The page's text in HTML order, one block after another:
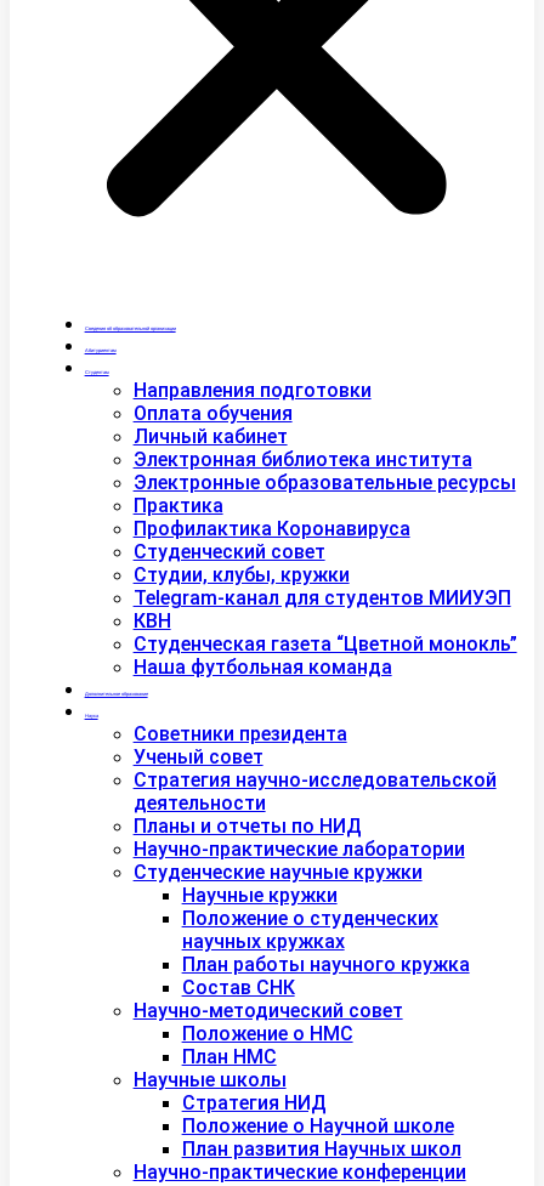
Сведения об образовательной организации
Абитуриентам
Студентам
Направления подготовки
Оплата обучения
Личный кабинет
Электронная библиотека института
Электронные образовательные ресурсы
Практика
Профилактика Коронавируса
Студенческий совет
Студии, клубы, кружки
Telegram-канал для студентов МИИУЭП
КВН
Студенческая газета “Цветной монокль”
Наша футбольная команда
Дополнительное образование
Наука
Советники президента
Ученый совет
Стратегия научно-исследовательской
деятельности
Планы и отчеты по НИД
Научно-практические лаборатории
Студенческие научные кружки
Научные кружки
Положение о студенческих
научных кружках
План работы научного кружка
Состав СНК
Научно-методический совет
Положение о НМС
План НМС
Научные школы
Стратегия НИД
Положение о Научной школе
План развития Научных школ
Научно-практические конференции